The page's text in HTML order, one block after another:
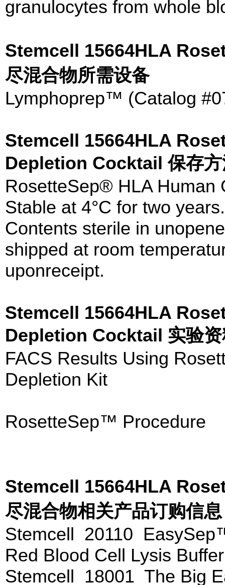
granulocytes from whole
Stemcell 15664HLA
尽混合物所需设备
Lymphoprep™ (Catalog
Stemcell 15664HLA
Depletion Cocktail 保存
RosetteSep® HLA Human
Stable at 4°C for two
Contents sterile in
shipped at room
uponreceipt.
Stemcell 15664HLA
Depletion Cocktail 实验
FACS Results Using
Depletion Kit
RosetteSep™ Procedure
Stemcell 15664HLA
尽混合物相关产品订购信息
Stemcell 20110
Red Blood Cell Lysis
Stemcell 18001 The Big